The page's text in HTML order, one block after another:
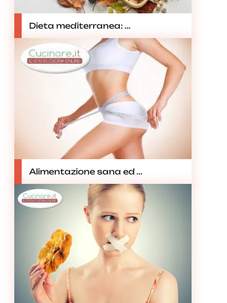
Dieta mediterranea: ...
Alimentazione sana ed ...